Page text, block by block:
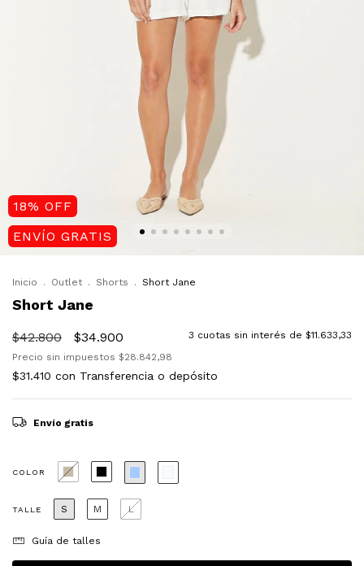
18% OFF
ENVÍO GRATIS
Inicio . Outlet . Shorts . Short Jane
Short Jane
$42.800 $34.900 3 cuotas sin interés de $11.633,33
Precio sin impuestos $28.842,98
$31.410 con Transferencia o depósito
Envío gratis
COLOR
TALLE S M L
Guía de talles